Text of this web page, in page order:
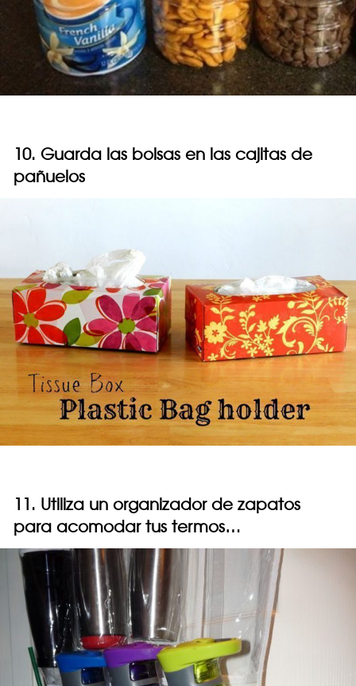
10. Guarda las bolsas en las cajitas de
pañuelos
11. Utiliza un organizador de zapatos
para acomodar tus termos…